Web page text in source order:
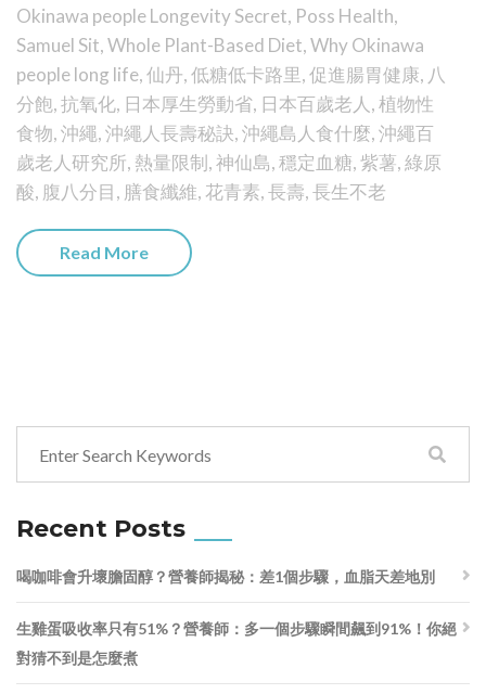
Okinawa people Longevity Secret, Poss Health,
Samuel Sit,Whole Plant-Based Diet,Why Okinawa
people long life,仙丹,低糖低卡路里,促進腸胃健康, 八
分飽,抗氧化, 日本厚生勞動省, 日本百歲老人,植物性
食物,沖繩,沖繩人長壽秘訣,沖繩島人食什麼,沖繩百
歲老人研究所, 熱量限制,神仙島,穩定血糖,紫薯,綠原
酸, 腹八分目, 膳食纖維, 花青素,長壽,長生不老
Read More
Recent Posts
喝咖啡會升壞膽固醇？營養師揭秘：差1個步驟，血脂天差地別
生雞蛋吸收率只有51%？營養師：多一個步驟瞬間飆到91%！你絕
對猜不到是怎麼煮